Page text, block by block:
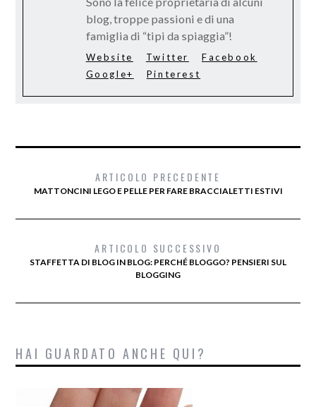
blog, troppe passioni e di una
famiglia di “tipi da spiaggia”!
Website Twitter
Facebook
Google+
Pinterest
ARTICOLO PRECEDENTE
MATTONCINI LEGO E PELLE PER FARE BRACCIALETTI ESTIVI
ARTICOLO SUCCESSIVO
STAFFETTA DI BLOG IN BLOG: PERCHÉ BLOGGO? PENSIERI SUL
BLOGGING
HAI GUARDATO ANCHE QUI?